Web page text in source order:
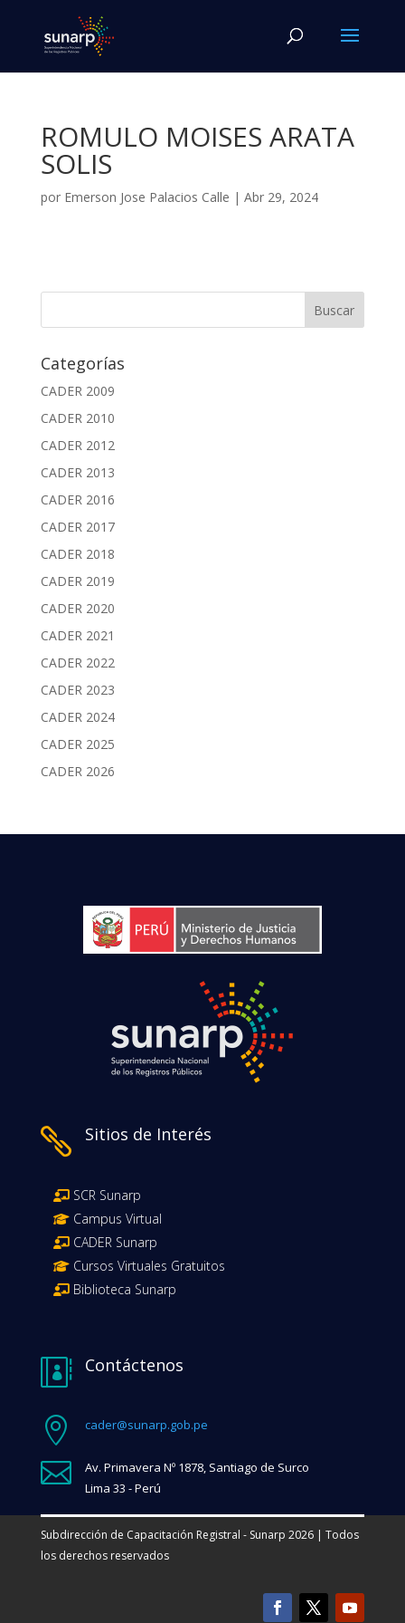
ROMULO MOISES ARATA
SOLIS
por Emerson Jose Palacios Calle | Abr 29, 2024
Categorías
CADER 2009
CADER 2010
CADER 2012
CADER 2013
CADER 2016
CADER 2017
CADER 2018
CADER 2019
CADER 2020
CADER 2021
CADER 2022
CADER 2023
CADER 2024
CADER 2025
CADER 2026
 Sitios de Interés
SCR Sunarp
Campus Virtual
CADER Sunarp
Cursos Virtuales Gratuitos
Biblioteca Sunarp
 Contáctenos
 cader@sunarp.gob.pe

Av. Primavera Nº 1878, Santiago de Surco
Lima 33 - Perú
Subdirección de Capacitación Registral - Sunarp 2026 | Todos
los derechos reservados